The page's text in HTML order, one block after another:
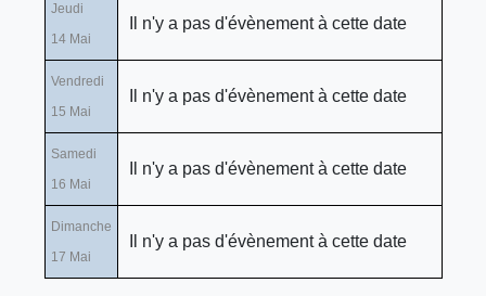
Jeudi
14 Mai
Il n'y a pas d'évènement à cette date
Vendredi
15 Mai
Il n'y a pas d'évènement à cette date
Samedi
16 Mai
Il n'y a pas d'évènement à cette date
Dimanche
17 Mai
Il n'y a pas d'évènement à cette date